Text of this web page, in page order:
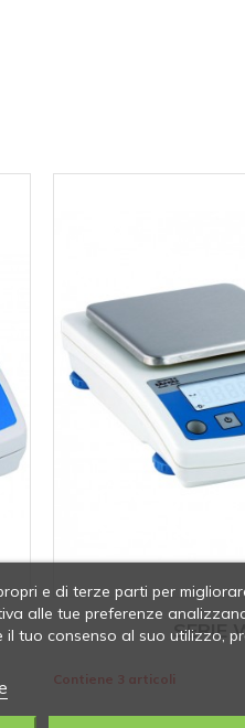
SERIE
Contiene 3 articoli
e di terze parti per
alle tue preferenze
tuo consenso al suo utilizzo,